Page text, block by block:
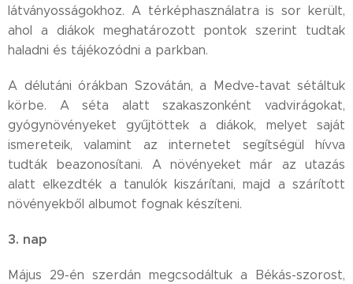
látványosságokhoz. A térképhasználatra is sor került,
ahol a diákok meghatározott pontok szerint tudtak
haladni és tájékozódni a parkban.
A délutáni órákban Szovátán, a Medve-tavat sétáltuk
körbe. A séta alatt szakaszonként vadvirágokat,
gyógynövényeket gyűjtöttek a diákok, melyet saját
ismereteik, valamint az internetet segítségül hívva
tudták beazonosítani. A növényeket már az utazás
alatt elkezdték a tanulók kiszárítani, majd a szárított
növényekből albumot fognak készíteni.
3. nap
Május 29-én szerdán megcsodáltuk a Békás-szorost,